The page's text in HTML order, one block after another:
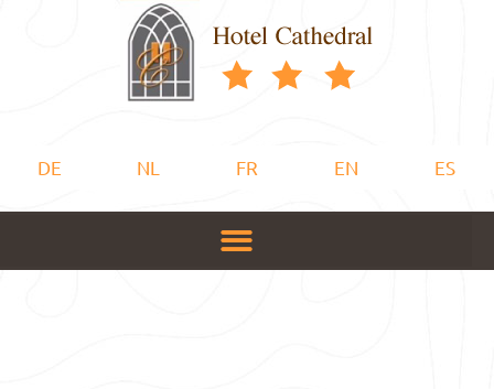
DE NL FR EN ES